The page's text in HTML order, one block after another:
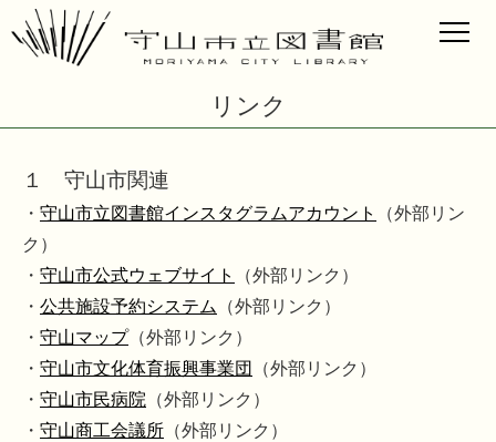
リンク
１ 守山市関連
・ 守山市立図書館インスタグラムアカウント
（外部リン
ク）
・ 守山市公式ウェブサイト
（外部リンク）
・ 公共施設予約システム （外部リンク）
・ 守山マップ （外部リンク）
・ 守山市文化体育振興事業団
（外部リンク）
・ 守山市民病院 （外部リンク）
・ 守山商工会議所 （外部リンク）